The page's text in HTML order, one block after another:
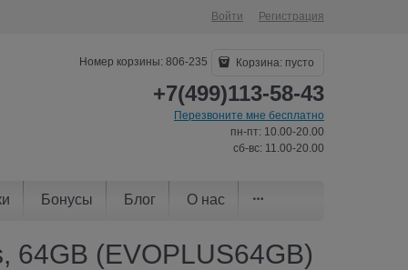
Войти Регистрация
Номер корзины: 806-235 Корзина: пусто
+7(499)113-58-43
Перезвоните мне бесплатно
пн-пт: 10.00-20.00
сб-вс: 11.00-20.00
Бонусы Блог О нас
64GB (EVOPLUS64GB)